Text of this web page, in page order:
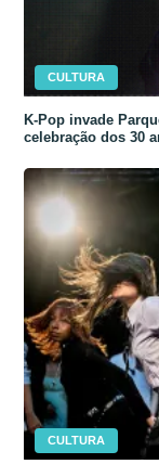
CULTURA
K-Pop invade
celebração dos 30
CULTURA